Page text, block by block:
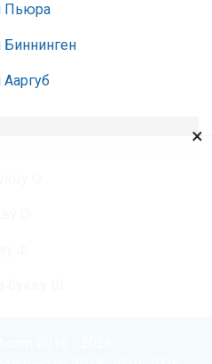
Пьюра
Биннинген
×